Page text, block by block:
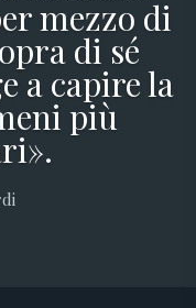
mezzo di
di sé
a capire la
più